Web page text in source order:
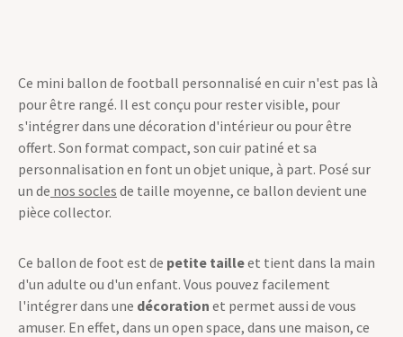
Ce mini ballon de football personnalisé en cuir n'est pas là
pour être rangé. Il est conçu pour rester visible, pour
s'intégrer dans une décoration d'intérieur ou pour être
offert. Son format compact, son cuir patiné et sa
personnalisation en font un objet unique, à part. Posé sur
un de nos socles de taille moyenne, ce ballon devient une
pièce collector.
Ce ballon de foot est de petite tailleet tient dans la main
d'un adulte ou d'un enfant. Vous pouvez facilement
l'intégrer dans une décoration et permet aussi de vous
amuser. En effet, dans un open space, dans une maison, ce